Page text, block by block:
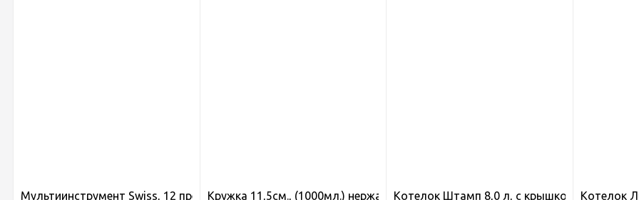
Мультиинструмент Swiss, 12 предметов, малый (8,5см.), брелок, цв. КМФ Лес (MT)
Кружка 11,5см., (1000мл.) нержавеющая сталь (6215-1)
Котелок Штамп 8,0 л, с крышкой, Котелок